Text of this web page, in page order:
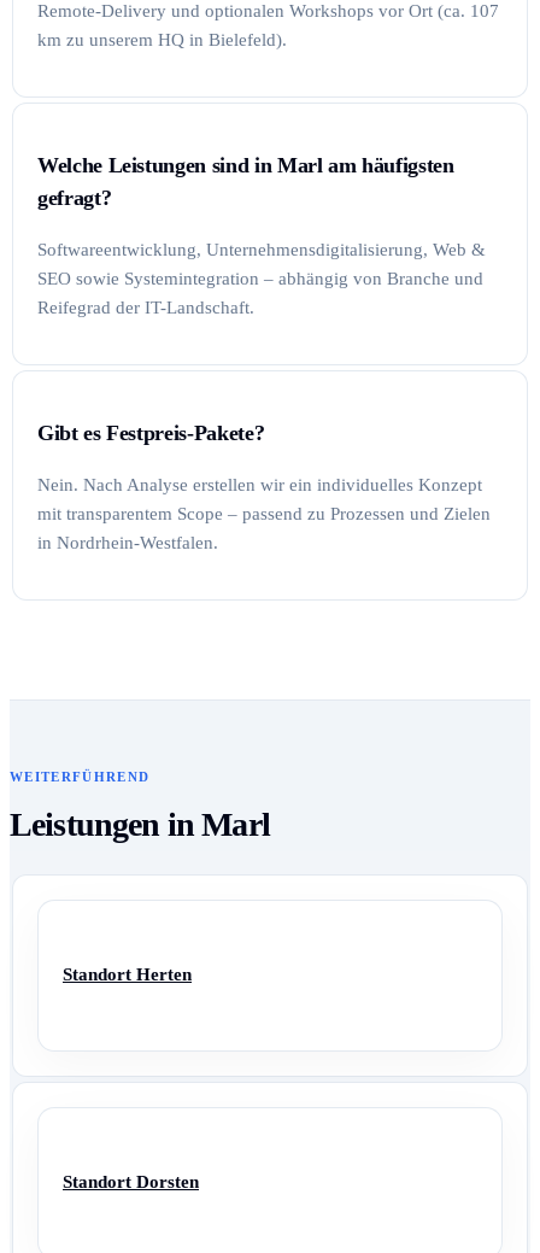
Remote-Delivery und optionalen Workshops vor Ort (ca. 107
km zu unserem HQ in Bielefeld).
Welche Leistungen sind in Marl am häufigsten
gefragt?
Softwareentwicklung, Unternehmensdigitalisierung, Web &
SEO sowie Systemintegration – abhängig von Branche und
Reifegrad der IT-Landschaft.
Gibt es Festpreis-Pakete?
Nein. Nach Analyse erstellen wir ein individuelles Konzept
mit transparentem Scope – passend zu Prozessen und Zielen
in Nordrhein-Westfalen.
WEITERFÜHREND
Leistungen in Marl
Standort Herten
Standort Dorsten